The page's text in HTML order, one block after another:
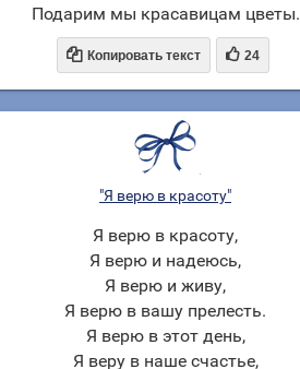
Подарим мы красавицам цветы.
 Копировать текст  24
"Я верю в красоту"
Я верю в красоту,
Я верю и надеюсь,
Я верю и живу,
Я верю в вашу прелесть.
Я верю в этот день,
Я веру в наше счастье,